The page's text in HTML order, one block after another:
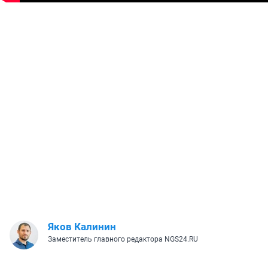
Яков Калинин
Заместитель главного редактора NGS24.RU